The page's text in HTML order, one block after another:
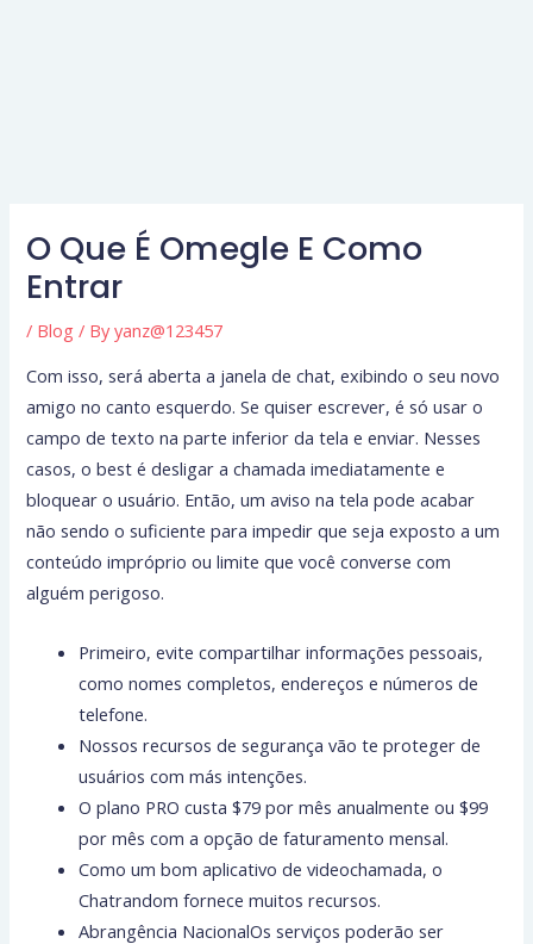
O Que É Omegle E Como
Entrar
/ Blog / Byyanz@123457
Com isso, será aberta a janela de chat, exibindo o seu novo
amigo no canto esquerdo. Se quiser escrever, é só usar o
campo de texto na parte inferior da tela e enviar. Nesses
casos, o best é desligar a chamada imediatamente e
bloquear o usuário. Então, um aviso na tela pode acabar
não sendo o suficiente para impedir que seja exposto a um
conteúdo impróprio ou limite que você converse com
alguém perigoso.
Primeiro, evite compartilhar informações pessoais,
como nomes completos, endereços e números de
telefone.
Nossos recursos de segurança vão te proteger de
usuários com más intenções.
O plano PRO custa $79 por mês anualmente ou $99
por mês com a opção de faturamento mensal.
Como um bom aplicativo de videochamada, o
Chatrandom fornece muitos recursos.
Abrangência NacionalOs serviços poderão ser